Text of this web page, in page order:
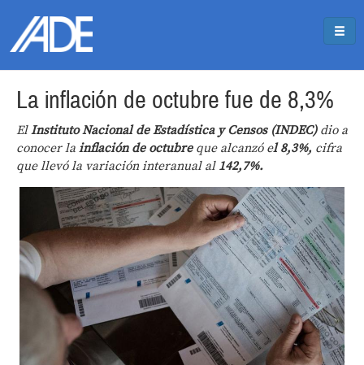
La inflación de octubre fue de 8,3%
ElInstituto Nacional de Estadística y Censos (INDEC)dio a
conocer la inflación de octubreque alcanzó el 8,3%, cifra
que llevó la variación interanual al 142,7%.